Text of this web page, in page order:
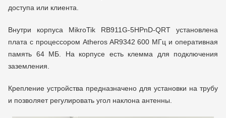
доступа или клиента.
Внутри корпуса MikroTik RB911G-5HPnD-QRT установлена
плата с процессором Atheros AR9342 600 МГц и оперативная
память 64 МБ. На корпусе есть клемма для подключения
заземления.
Крепление устройства предназначено для установки на трубу
и позволяет регулировать угол наклона антенны.